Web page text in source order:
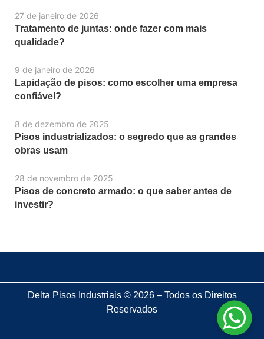
27 de janeiro de 2026
Tratamento de juntas: onde fazer com mais
qualidade?
9 de janeiro de 2026
Lapidação de pisos: como escolher uma empresa
confiável?
8 de dezembro de 2025
Pisos industrializados: o segredo que as grandes
obras usam
28 de novembro de 2025
Pisos de concreto armado: o que saber antes de
investir?
Delta Pisos Industriais © 2026 – Todos os Direitos
Reservados